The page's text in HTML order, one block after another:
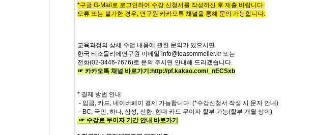
*구글 G-Mail로 로그인하여 수강 신청서를 작성하신 후 제출 바랍니다.
오류 또는 불가한 경우, 연구원 카카오톡 채널을 통해 문의 가능합니다.
교육과정의 상세 수업 내용에 관한 문의가 있으시면
한국 티소믈리에 연구원 이메일 info@teasommelier.kr 또는
전화(02-3446-7676)로 문의 주시면 안내해 드리겠습니다.
☞ 카카오톡 채널 바로가기 : http://pf.kakao.com/_nECSxb
* 결제 방법 안내
- 입금, 카드, 네이버페이 결제 가능합니다. (*수강신청서 작성 시 문자 안내)
- BC, 국민, 하나, 삼성, 신한, 현대 카드 무이자 할부 가능(할부 개월 상이)
☞ 수강료 무이자 기간 안내 바로가기